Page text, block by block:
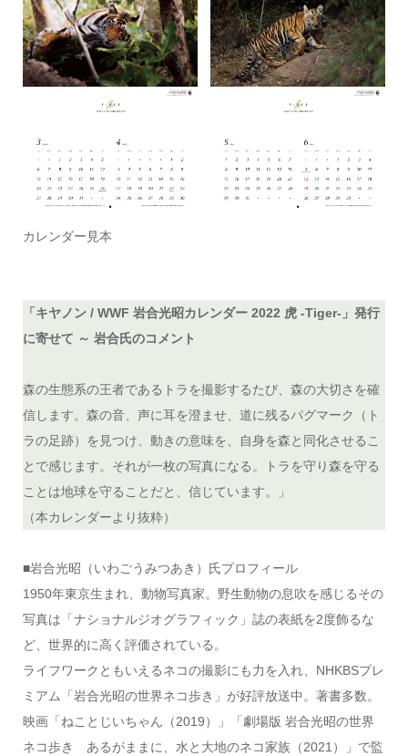
カレンダー見本
「キヤノン / WWF 岩合光昭カレンダー 2022 虎 -Tiger-」発行
に寄せて ～ 岩合氏のコメント
森の生態系の王者であるトラを撮影するたび、森の大切さを確
信します。森の音、声に耳を澄ませ、道に残るパグマーク（ト
ラの足跡）を見つけ、動きの意味を、自身を森と同化させるこ
とで感じます。それが一枚の写真になる。トラを守り森を守る
ことは地球を守ることだと、信じています。」
（本カレンダーより抜粋）
■岩合光昭（いわごうみつあき）氏プロフィール
1950年東京生まれ、動物写真家。野生動物の息吹を感じるその
写真は「ナショナルジオグラフィック」誌の表紙を2度飾るな
ど、世界的に高く評価されている。
ライフワークともいえるネコの撮影にも力を入れ、NHKBSプレ
ミアム「岩合光昭の世界ネコ歩き」が好評放送中。著書多数。
映画「ねことじいちゃん（2019）」「劇場版 岩合光昭の世界
ネコ歩き あるがままに、水と大地のネコ家族（2021）」で監